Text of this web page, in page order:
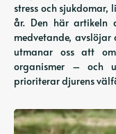
stress och
år. Den här artikeln
medvetande,
utmanar oss att
organismer – och
prioriterar djurens